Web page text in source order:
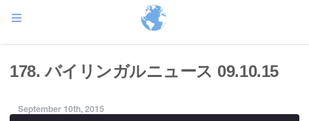
178. バイリンガルニュース 09.10.15
September 10th, 2015